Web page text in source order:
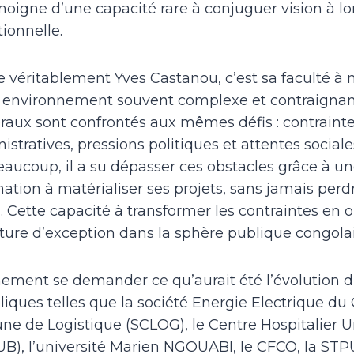
d’une capacité rare à conjuguer vision à
véritablement Yves Castanou, c’est sa faculté à
souvent complexe et
sont confrontés aux mêmes défis :
pressions politiques et attentes
il a su dépasser ces obstacles grâce à
à matérialiser ses projets, sans jamais
Cette capacité à transformer les contraintes en
d’exception dans la sphère publique
se demander ce qu’aurait été l’évolution
telles que la société Energie Electrique du
de Logistique (SCLOG), le Centre Hospitalier
l’université Marien NGOUABI, le CFCO, la